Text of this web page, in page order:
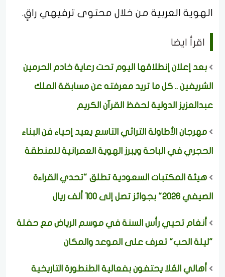
الهوية العربية من خلال محتوى ترفيهي راقٍ.
اقرأ ايضا
بعد إعلان إنطلاقها اليوم تحت رعاية خادم الحرمين
الشريفين .. كل ما تريد معرفته عن مسابقة الملك
عبدالعزيز الدولية لحفظ القرآن الكريم
مهرجان الأطاولة التراثي التاسع يعيد إحياء فن البناء
الحجري في الباحة ويبرز الهوية العمرانية للمنطقة
هيئة المكتبات السعودية تطلق "تحدي القراءة
الصيفي 2026" بجوائز تصل إلى 100 ألف ريال
أنغام تحيي رأس السنة في موسم الرياض مع حفلة
"ليلة الحب" تعرف على الموعد والمكان
أهالي العُلا يحتفون بفعالية الطنطورة التاريخية